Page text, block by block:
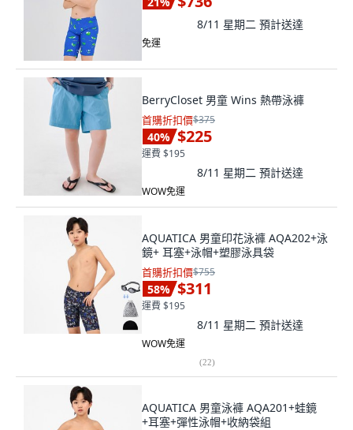
8/11 星期二 預計送達
免運
BerryCloset 男童 Wins 熱帶泳褲
首購折扣價$375
40% $225
運費 $195
8/11 星期二 預計送達
WOW免運
AQUATICA 男童印花泳褲 AQA202+泳
鏡+ 耳塞+泳帽+塑膠泳具袋
首購折扣價$755
58% $311
運費 $195
8/11 星期二 預計送達
WOW免運
(22)
AQUATICA 男童泳褲 AQA201+蛙鏡
+耳塞+彈性泳帽+收納袋組